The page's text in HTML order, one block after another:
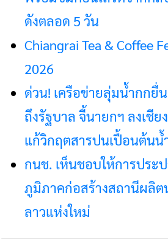
ดังตลอด 5 วัน
Chiangrai Tea & Coffee
2026
ด่วน! เครือข่ายลุ่มน้ำกกยื่
ถึงรัฐบาล จี้นายกฯ ลงเชีย
แก้วิกฤตสารปนเปื้อนต้นน้
กนช. เห็นชอบให้การประ
ภูมิภาคก่อสร้างสถานีผลิต
ลาวแห่งใหม่